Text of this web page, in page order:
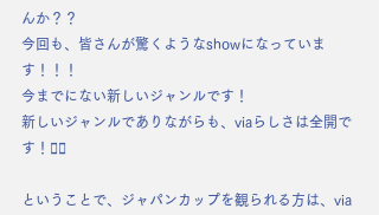
んか？？
今回も、皆さんが驚くようなshowになっていま
す！！！
今までにない新しいジャンルです！
新しいジャンルでありながらも、viaらしさは全開で
す！✌🏻
ということで、ジャパンカップを観られる方は、via